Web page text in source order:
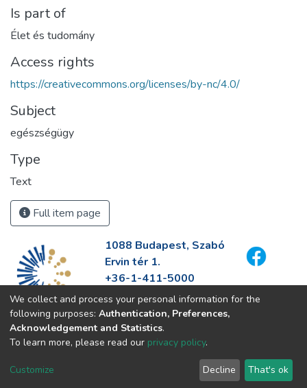
Is part of
Élet és tudomány
Access rights
https://creativecommons.org/licenses/by-nc/4.0/
Subject
egészségügy
Type
Text
Full item page
1088 Budapest, Szabó
Ervin tér 1.
+36-1-411-5000
info@fszek.hu
https://fszek.hu
We collect and process your personal information for the
following purposes: Authentication, Preferences,
Acknowledgement and Statistics.
To learn more, please read our privacy policy.
Customize Decline That's ok